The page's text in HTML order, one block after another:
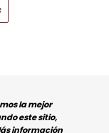
NYC Lc1259 para
la mejor
este sitio,
información